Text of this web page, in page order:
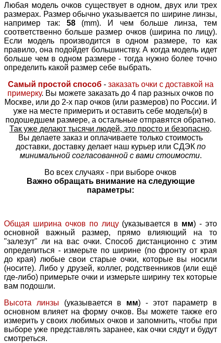
Любая модель очков существует в одном, двух или трех
размерах. Размер обычно указывается по ширине линзы,
например так: 58(mm). И чем больше линза, тем
соответственно больше размер очков (ширина по лицу).
Если модель производится в одном размере, то как
правило, она подойдет большинству. А когда модель идет
больше чем в одном размере - тогда нужно более точно
определить какой размер себе выбрать.
Самый простой способ- заказать очки с доставкой на
примерку. Вы можете заказать до 4 пар разных очков по
Москве, или до 2-х пар очков (или размеров) по России. И
уже на месте примерить и оставить себе модель(и) в
подошедшем размере, а остальные отправятся обратно.
Так уже делают тысячи людей, это просто и безопасно.
Вы делаете заказ и оплачиваете только стоимость
доставки, доставку делает наш курьер или СДЭК по
минимальной согласованной с вами стоимости.
Во всех случаях - при выборе очков
Важно обращать внимание на следующие
параметры:
Общая ширина очков по лицу(указывается в мм) - это
основной важный размер, прямо влияющий на то
"залезут" ли на вас очки. Способ дистанционно с этим
определиться - измерьте по ширине (по фронту от края
до края) любые свои старые очки, которые вы носили
(носите). Либо у друзей, коллег, родственников (или ещё
где-либо) примерьте очки и измерьте ширину тех которые
вам подошли.
Высота линзы (указывается в мм) - этот параметр в
основном влияет на форму очков. Вы можете также его
измерить у своих любимых очков и запомнить, чтобы при
выборе уже представлять заранее, как очки сядут и будут
смотреться.